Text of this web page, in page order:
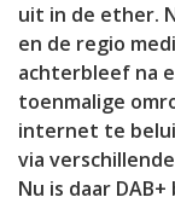
uit in de ether.
en de regio
achterbleef na
toenmalige
internet te
via
Nu is daar